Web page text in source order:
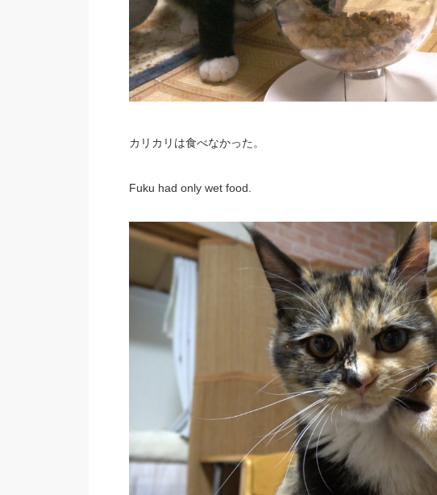
カリカリは食べなかった。
Fuku had only wet food.